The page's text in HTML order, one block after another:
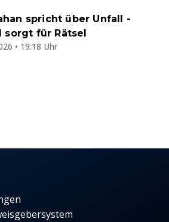
spricht über Unfall -
sorgt für Rätsel
• 19:18 Uhr